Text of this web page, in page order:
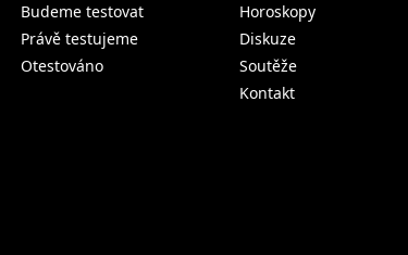
Budeme testovat
Právě testujeme
Otestováno
Horoskopy
Diskuze
Soutěže
Kontakt